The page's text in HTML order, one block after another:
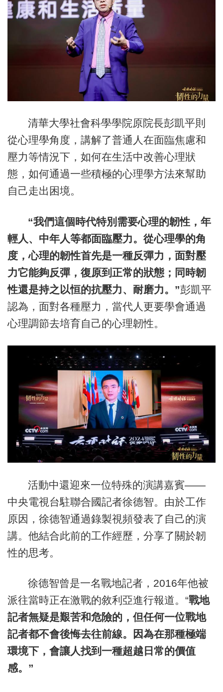
清華大學社會科學學院原院長彭凱平則
從心理學角度，講解了普通人在面臨焦慮和
壓力等情況下，如何在生活中改善心理狀
態，如何通過一些積極的心理學方法來幫助
自己走出困境。
“我們這個時代特別需要心理的韌性，年
輕人、中年人等都面臨壓力。從心理學的角
度，心理的韌性首先是一種反彈力，面對壓
力它能夠反彈，復原到正常的狀態；同時韌
性還是持之以恒的抗壓力、耐磨力。”彭凱平
認為，面對各種壓力，當代人更要學會通過
心理調節去培育自己的心理韌性。
活動中還迎來一位特殊的演講嘉賓——
中央電視台駐聯合國記者徐德智。由於工作
原因，徐德智通過錄製視頻發表了自己的演
講。他結合此前的工作經歷，分享了關於韌
性的思考。
徐德智曾是一名戰地記者，2016年他被
派往當時正在激戰的敘利亞進行報道。“戰地
記者無疑是艱苦和危險的，但任何一位戰地
記者都不會後悔去往前線。因為在那種極端
環境下，會讓人找到一種超越日常的價值
感。”